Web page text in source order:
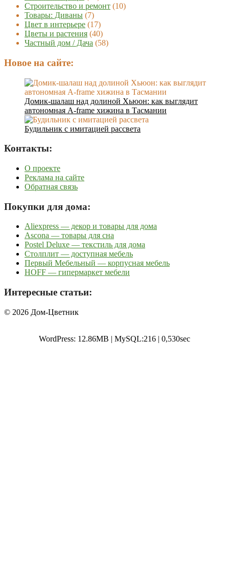
Строительство и ремонт (10)
Товары: Диваны (7)
Цвет в интерьере (17)
Цветы и растения (40)
Частный дом / Дача (58)
Новое на сайте:
Домик-шалаш над долиной Хьюон: как выглядит
автономная A-frame хижина в Тасмании
Будильник с имитацией рассвета
Контакты:
О проекте
Реклама на сайте
Обратная связь
Покупки для дома:
Aliexpress — декор и товары для дома
Ascona — товары для сна
Postel Deluxe — текстиль для дома
Столплит — доступная мебель
Первый Мебельный — корпусная мебель
HOFF — гипермаркет мебели
Интересные статьи:
© 2026 Дом-Цветник
WordPress: 12.86MB | MySQL:216 | 0,530sec